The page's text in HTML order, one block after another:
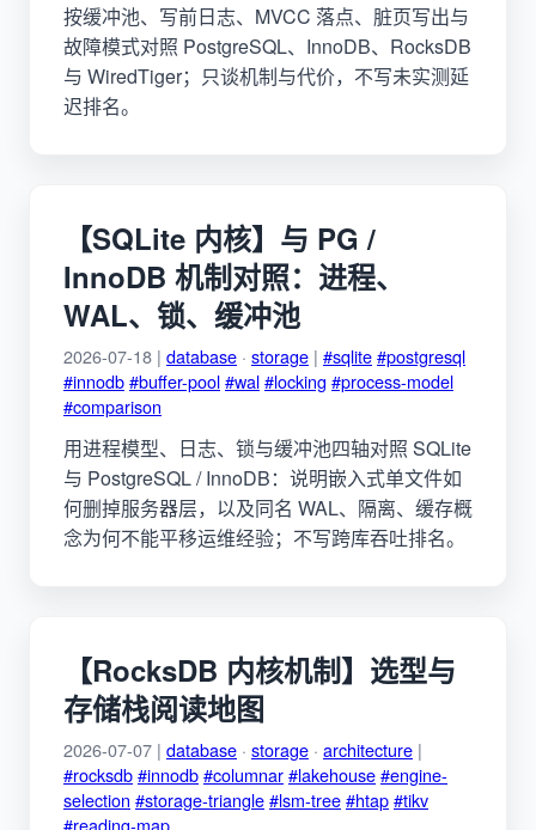
按缓冲池、写前日志、MVCC 落点、脏页写出与
故障模式对照 PostgreSQL、InnoDB、RocksDB
与 WiredTiger；只谈机制与代价，不写未实测延
迟排名。
【SQLite 内核】与 PG /
InnoDB 机制对照：进程、
WAL、锁、缓冲池
2026-07-18 | database · storage | #sqlite#postgresql
#innodb#buffer-pool#wal#locking #process-model
#comparison
用进程模型、日志、锁与缓冲池四轴对照 SQLite
与 PostgreSQL / InnoDB：说明嵌入式单文件如
何删掉服务器层，以及同名 WAL、隔离、缓存概
念为何不能平移运维经验；不写跨库吞吐排名。
【RocksDB 内核机制】选型与
存储栈阅读地图
2026-07-07 | database · storage · architecture |
#rocksdb#innodb#columnar#lakehouse#engine-
selection #storage-triangle#lsm-tree#htap#tikv
#reading-map